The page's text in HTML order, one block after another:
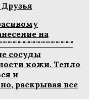
на
сосуды
кожи. Тепло
и
раскрывая все